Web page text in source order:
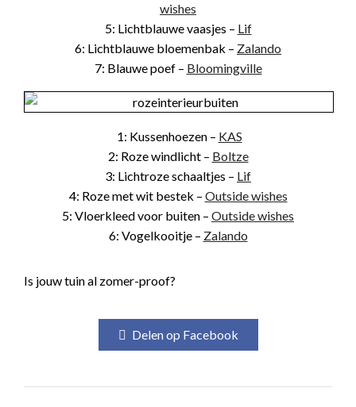
wishes
5: Lichtblauwe vaasjes – Lif
6: Lichtblauwe bloemenbak – Zalando
7: Blauwe poef – Bloomingville
1: Kussenhoezen – KAS
2: Roze windlicht – Boltze
3: Lichtroze schaaltjes – Lif
4: Roze met wit bestek – Outside wishes
5: Vloerkleed voor buiten – Outside wishes
6: Vogelkooitje – Zalando
Is jouw tuin al zomer-proof?
Delen op Facebook